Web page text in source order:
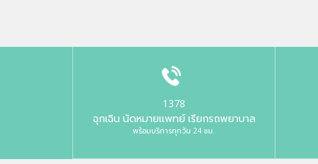
1378
ฉุกเฉิน นัดหมายแพทย์ เรียกรถพยาบาล
พร้อมบริการทุกวัน 24 ชม.